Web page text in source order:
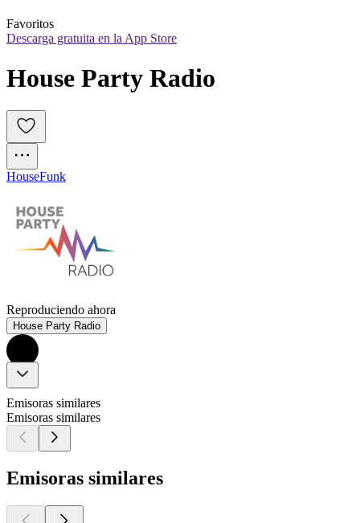
Favoritos
Descarga gratuita en la App Store
House Party Radio
HouseFunk
Reproduciendo ahora
House Party Radio
Emisoras similares
Emisoras similares
Emisoras similares